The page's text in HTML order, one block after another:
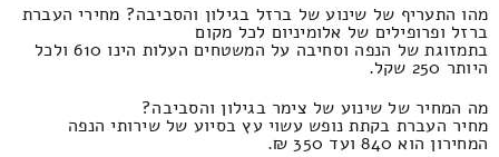
מהו התעריף של שינוע של ברזל בגילון והסביבה? מחירי העברת
ברזל ופרופילים של אלומיניום לכל מקום
בתמזוגת של הנפה וסחיבה על המשטחים העלות הינו 610 ולכל
היותר 250 שקל.
מה המחיר של שינוע של צימר בגילון והסביבה?
מחיר העברת בקתת נופש עשוי עץ בסיוע של שירותי הנפה
המחירון הוא 840 ועד 350 ₪.